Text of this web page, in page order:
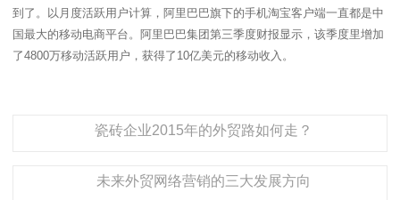
到了。以月度活跃用户计算，阿里巴巴旗下的手机淘宝客户端一直都是中
国最大的移动电商平台。阿里巴巴集团第三季度财报显示，该季度里增加
了4800万移动活跃用户，获得了 10亿美元的移动收入。
瓷砖企业2015年的外贸路如何走？
未来外贸网络营销的三大发展方向